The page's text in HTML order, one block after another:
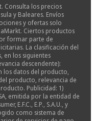
Consulta los precios
y Baleares. Envíos
y ofertas solo
Ciertos productos
formar parte de
La clasificación del
en los siguientes
descendente):
los datos del producto,
producto, relevancia de
Publicidad: 1)
emitida por la entidad de
E.F.C., E.P., S.A.U., y
como sistema de